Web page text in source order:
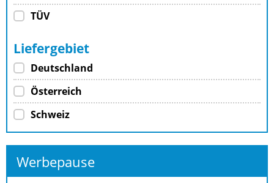
TÜV
Liefergebiet
Deutschland
Österreich
Schweiz
Werbepause